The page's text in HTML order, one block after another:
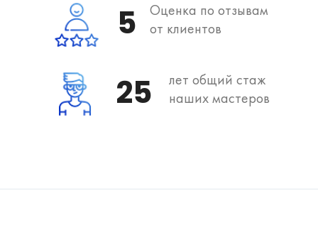
5
Оценка по отзывам
от клиентов
25
лет общий стаж
наших мастеров